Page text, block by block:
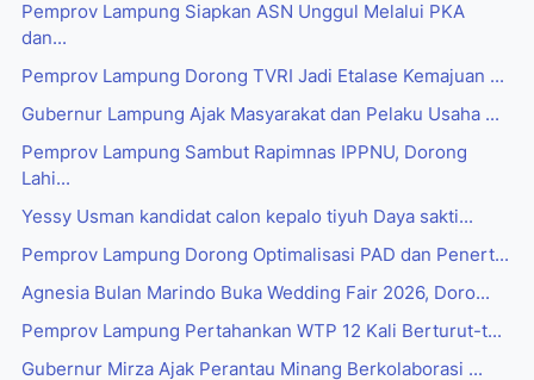
Pemprov Lampung Siapkan ASN Unggul Melalui PKA
dan...
Pemprov Lampung Dorong TVRI Jadi Etalase Kemajuan ...
Gubernur Lampung Ajak Masyarakat dan Pelaku Usaha ...
Pemprov Lampung Sambut Rapimnas IPPNU, Dorong
Lahi...
Yessy Usman kandidat calon kepalo tiyuh Daya sakti...
Pemprov Lampung Dorong Optimalisasi PAD dan Penert...
Agnesia Bulan Marindo Buka Wedding Fair 2026, Doro...
Pemprov Lampung Pertahankan WTP 12 Kali Berturut-t...
Gubernur Mirza Ajak Perantau Minang Berkolaborasi ...